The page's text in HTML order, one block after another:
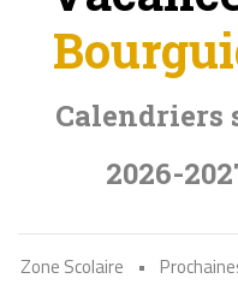
Calendriers
2026-
Zone Scolaire •